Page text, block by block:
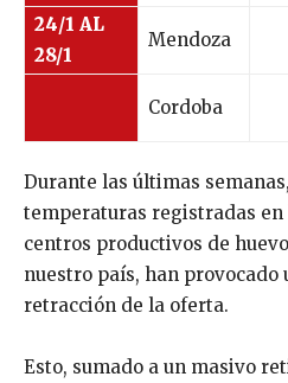
24/1 AL
28/1
Mendoza
Cordoba
Durante las últimas
temperaturas registradas en
centros productivos de
nuestro país, han
retracción de la oferta.
Esto, sumado a un masivo